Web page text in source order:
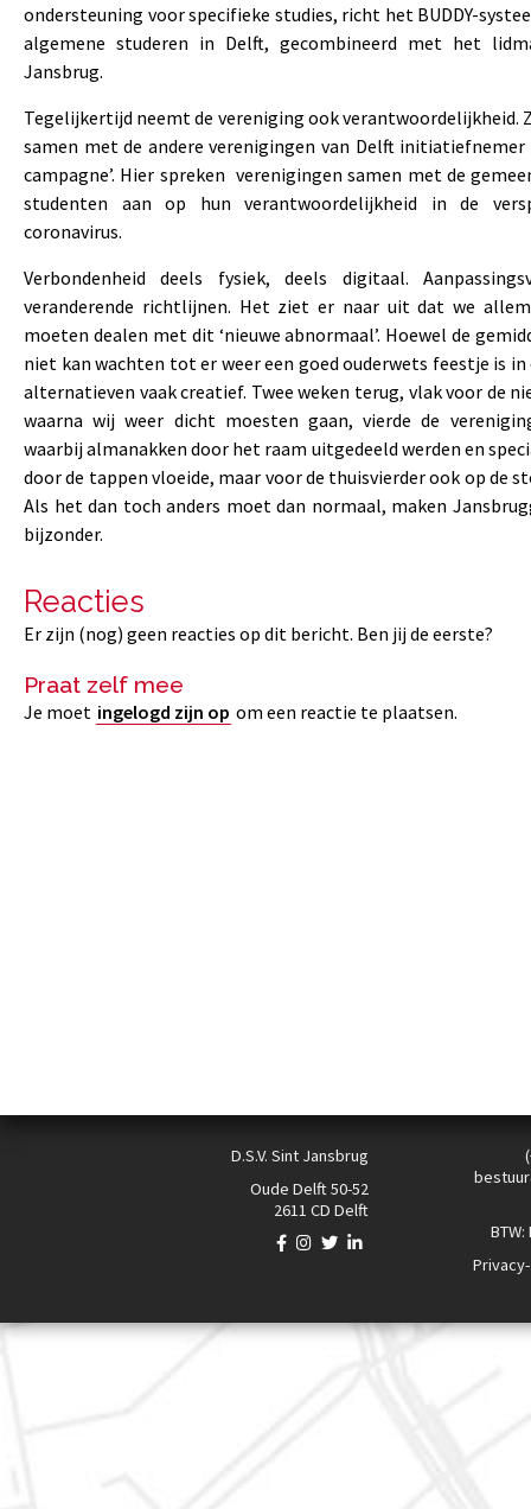
ondersteuning voor specifieke studies, richt het BUDDY-
algemene studeren in Delft, gecombineerd met het
Jansbrug.
Tegelijkertijd neemt de vereniging ook verantwoordelijkheid.
samen met de andere verenigingen van Delft initiatiefnemer
campagne’. Hier spreken verenigingen samen met de
studenten aan op hun verantwoordelijkheid in de
coronavirus.
Verbondenheid deels fysiek, deels digitaal.
veranderende richtlijnen. Het ziet er naar uit dat we
moeten dealen met dit ‘nieuwe abnormaal’. Hoewel de
niet kan wachten tot er weer een goed ouderwets feestje is in
alternatieven vaak creatief. Twee weken terug, vlak voor de
waarna wij weer dicht moesten gaan, vierde de
waarbij almanakken door het raam uitgedeeld werden en
door de tappen vloeide, maar voor de thuisvierder ook op de
Als het dan toch anders moet dan normaal, maken
bijzonder.
Reacties
Er zijn (nog) geen reacties op dit bericht. Ben jij de eerste?
Praat zelf mee
Je moet ingelogd zijn op om een reactie te plaatsen.
D.S.V. Sint Jansbrug
Oude Delft 50-52
2611 CD Delft